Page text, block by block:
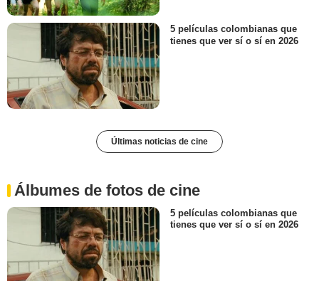
5 películas colombianas que
tienes que ver sí o sí en 2026
Últimas noticias de cine
Álbumes de fotos de cine
5 películas colombianas que
tienes que ver sí o sí en 2026